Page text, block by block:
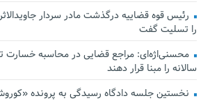
رئیس قوه قضاییه درگذشت مادر سردار
را تسلیت گفت
محسنی‌اژه‌ای: مراجع قضایی در محاسبه خسارت
سالانه را مبنا قرار دهند
نخستین جلسه دادگاه رسیدگی به پرونده